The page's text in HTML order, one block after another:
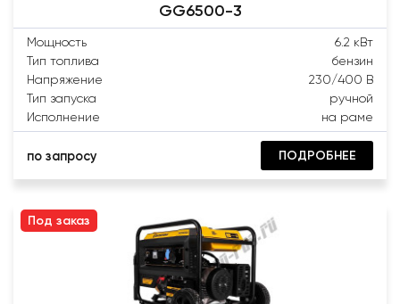
GG6500-3
Мощность
6.2 кВт
Тип топлива
бензин
Напряжение
230/400 В
Тип запуска
ручной
Исполнение
на раме
по запросу ПОДРОБНЕЕ
Под заказ